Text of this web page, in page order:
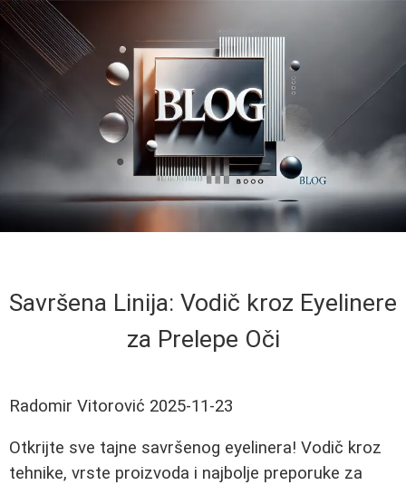
Savršena Linija: Vodič kroz Eyelinere
za Prelepe Oči
Radomir Vitorović 2025-11-23
Otkrijte sve tajne savršenog eyelinera! Vodič kroz
tehnike, vrste proizvoda i najbolje preporuke za